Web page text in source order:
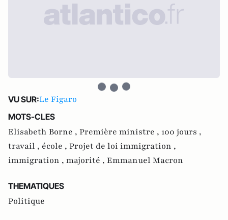
VU SUR:Le Figaro
MOTS-CLES
Elisabeth Borne , Première ministre , 100 jours ,
travail , école , Projet de loi immigration ,
immigration , majorité , Emmanuel Macron
THEMATIQUES
Politique